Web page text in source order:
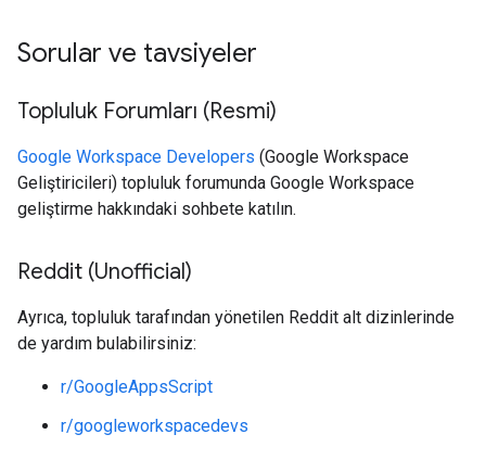
Sorular ve tavsiyeler
Topluluk Forumları (Resmi)
Google Workspace Developers (Google Workspace
Geliştiricileri) topluluk forumunda Google Workspace
geliştirme hakkındaki sohbete katılın.
Reddit (Unofficial)
Ayrıca, topluluk tarafından yönetilen Reddit alt dizinlerinde
de yardım bulabilirsiniz:
r/GoogleAppsScript
r/googleworkspacedevs